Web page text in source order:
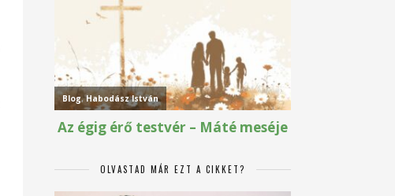
OLVASTAD MÁR EZT A CIKKET?